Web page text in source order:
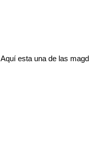
Aquí esta una de las